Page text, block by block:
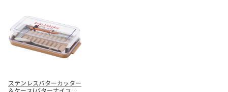
ステンレスバターカッター
＆ケース(バターナイフ付)